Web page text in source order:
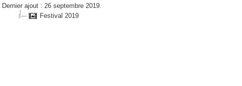
Dernier ajout : 26 septembre 2019.
Festival 2019